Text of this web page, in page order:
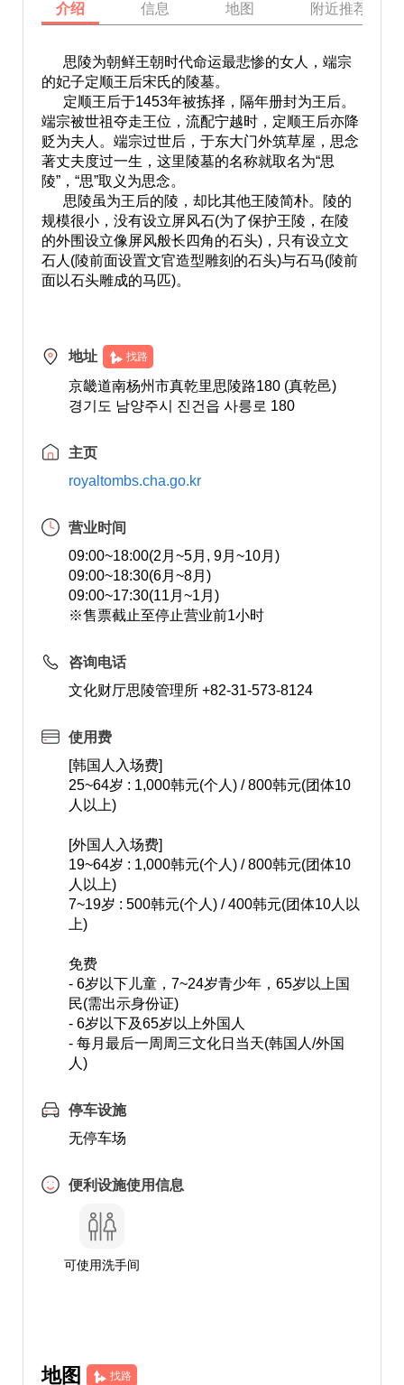
介绍 信息 地图 附近推荐景点
思陵为朝鲜王朝时代命运最悲惨的女人，端宗
的妃子定顺王后宋氏的陵墓。
定顺王后于1453年被拣择，隔年册封为王后。
端宗被世祖夺走王位，流配宁越时，定顺王后亦降
贬为夫人。端宗过世后，于东大门外筑草屋，思念
著丈夫度过一生，这里陵墓的名称就取名为“思
陵”，“思”取义为思念。
思陵虽为王后的陵，却比其他王陵简朴。陵的
规模很小，没有设立屏风石(为了保护王陵，在陵
的外围设立像屏风般长四角的石头)，只有设立文
石人(陵前面设置文官造型雕刻的石头)与石马(陵前
面以石头雕成的马匹)。
地址 找路
京畿道南杨州市真乾里思陵路180 (真乾邑)
경기도 남양주시 진건읍 사릉로 180
主页
royaltombs.cha.go.kr
营业时间
09:00~18:00(2月~5月, 9月~10月)
09:00~18:30(6月~8月)
09:00~17:30(11月~1月)
※售票截止至停止营业前1小时
咨询电话
文化财厅思陵管理所 +82-31-573-8124
使用费
[韩国人入场费]
25~64岁 : 1,000韩元(个人) / 800韩元(团体10
人以上)
[外国人入场费]
19~64岁 : 1,000韩元(个人) / 800韩元(团体10
人以上)
7~19岁 : 500韩元(个人) / 400韩元(团体10人以
上)
免费
- 6岁以下儿童，7~24岁青少年，65岁以上国
民(需出示身份证)
- 6岁以下及65岁以上外国人
- 每月最后一周周三文化日当天(韩国人/外国
人)
停车设施
无停车场
便利设施使用信息
可使用洗手间
地图 找路